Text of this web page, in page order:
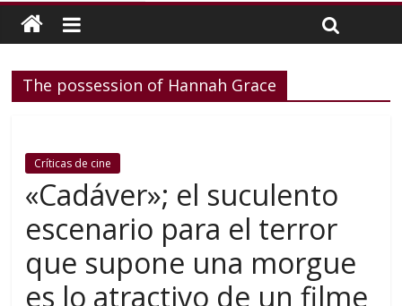
El Ciempiés de Humanes 6×46 «Ciudadano Minion»
The possession of Hannah Grace
Críticas de cine
«Cadáver»; el suculento
escenario para el terror
que supone una morgue
es lo atractivo de un filme